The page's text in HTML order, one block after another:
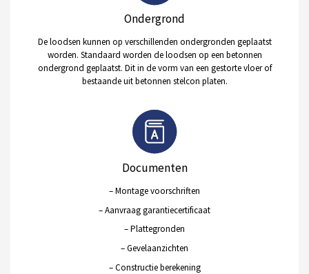
Ondergrond
De loodsen kunnen op verschillenden ondergronden geplaatst
worden. Standaard worden de loodsen op een betonnen
ondergrond geplaatst. Dit in de vorm van een gestorte vloer of
bestaande uit betonnen stelcon platen.
Documenten
– Montage voorschriften
– Aanvraag garantiecertificaat
– Plattegronden
– Gevelaanzichten
– Constructie berekening